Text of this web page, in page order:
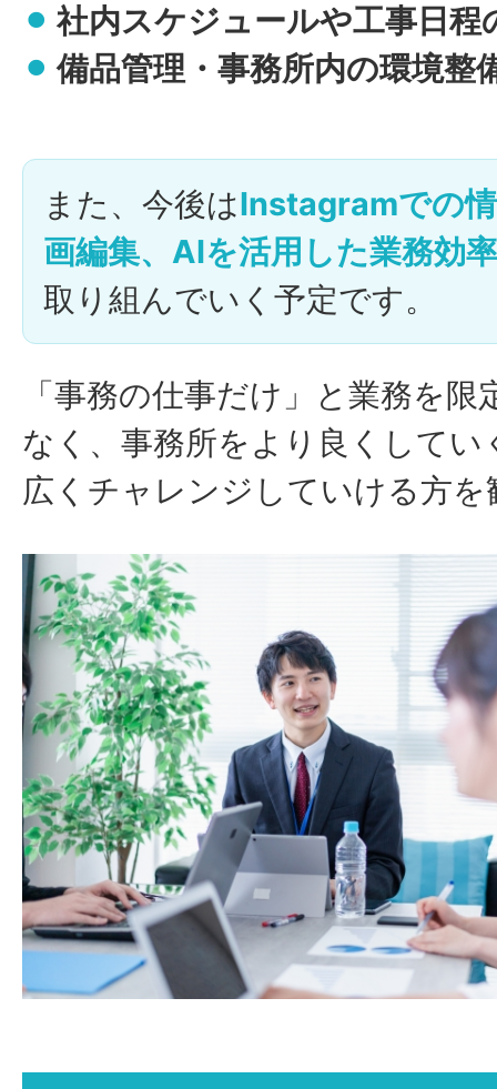
⚫︎ 社内スケジュールや工事日程
⚫︎ 備品管理・事務所内の環境整
また、今後はInstagramでの
画編集、AIを活用した業務効
取り組んでいく予定です。
「事務の仕事だけ」と業務を
なく、事務所をより良くしてい
広くチャレンジしていける方を